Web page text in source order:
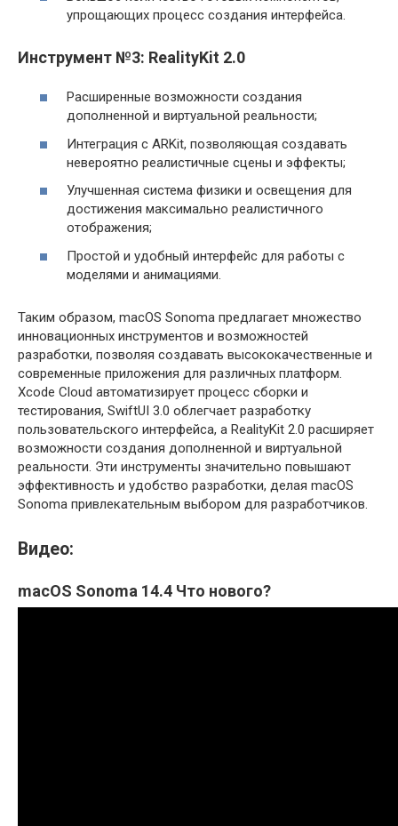
упрощающих процесс создания интерфейса.
Инструмент №3: RealityKit 2.0
Расширенные возможности создания
дополненной и виртуальной реальности;
Интеграция с ARKit, позволяющая создавать
невероятно реалистичные сцены и эффекты;
Улучшенная система физики и освещения для
достижения максимально реалистичного
отображения;
Простой и удобный интерфейс для работы с
моделями и анимациями.
Таким образом, macOS Sonoma предлагает множество
инновационных инструментов и возможностей
разработки, позволяя создавать высококачественные и
современные приложения для различных платформ.
Xcode Cloud автоматизирует процесс сборки и
тестирования, SwiftUI 3.0 облегчает разработку
пользовательского интерфейса, а RealityKit 2.0 расширяет
возможности создания дополненной и виртуальной
реальности. Эти инструменты значительно повышают
эффективность и удобство разработки, делая macOS
Sonoma привлекательным выбором для разработчиков.
Видео:
macOS Sonoma 14.4 Что нового?